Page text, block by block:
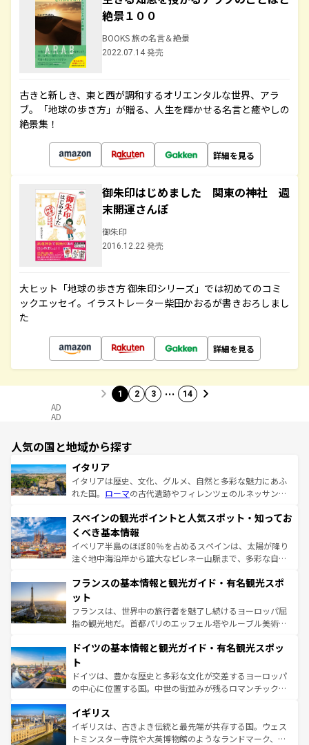
絶景１００
BOOKS 旅の名言＆絶景
2022.07.14 発売
古きと新しき、東と西が調和するオリエンタルな世界、アラ
ブ。「地球の歩き方」が贈る、人生を輝かせる名言と癒やしの
絶景集！
詳細を見る
御朱印はじめました 関東の神社 週
末開運さんぽ
御朱印
2016.12.22 発売
大ヒット「地球の歩き方 御朱印シリーズ」では初めてのコミ
ックエッセイ。イラストレーター柴田かおるが書きおろしまし
た
詳細を見る
1 2 3 … 14
AD
AD
人気の国と地域から探す
イタリア
イタリアは歴史、文化、グルメ、自然と多彩な魅力にあふ
れた国。 ローマの古代遺跡やフィレンツェのルネッサンス
ろん、トスカーナの美しい田園風景やアマルフィ海岸の絶
景など、自然景観も見逃せない。観光の合間には、本場の
ピザやパスタなど、絶品のイタリア料理を堪能することも
できる。朝目覚めてから夜眠るまで、すべての瞬間を楽し
なお、新着のイタリア情報はコンテンツ一覧を参照してほ
しい。
スペインの観光ポイントと人気スポット・知ってお
くべき基本情報
イベリア半島のほぼ80％を占めるスペインは、太陽が降り
注ぐ地中海沿岸から雄大なピレネー山脈まで、多彩な自然
文化が根付くこの国では、情熱的なフラメンコ、熱気あふ
れる闘牛、そして美味しいタパスが生活の一部となってい
る。首都マドリードの洗練された雰囲気や、バルセロナの
アートに溢れた街角から、地方では古代ローマ遺跡や中世
せる。地方によって風土や気候が異なるスペインはその個
ンテンツ一覧 を参照してほしい。
フランスの基本情報と観光ガイド・有名観光スポ
ット
フランスは、世界中の旅行者を魅了し続けるヨーロッパ屈
指の観光地だ。首都パリのエッフェル塔やルーブル美術館
で、幅広い魅力が詰まっている。華麗な宮殿、歴史的な大
聖堂、美しいビーチ、そして豊かな自然が、訪れる者を心
から魅了する。また、フランスは美食の国としても知ら
れ、フランス料理はユネスコ無形文化遺産にも登録されて
香り高いラベンダー畑など、多彩な楽しみ方が可能だ。さ
らに、パリ以外の地域にも魅力が溢れており、どの街角に
も豊かな歴史と文化が息づいている。パリ以外の個性あふ
ドイツの基本情報と観光ガイド・有名観光スポッ
ト
ドイツは、豊かな歴史と多彩な文化が交差するヨーロッパ
の中心に位置する国。中世の街並みが残るロマンチック街
顔を持つこの国は、どこを歩いても飽きることがない。ベ
ルリンの文化的活気、バイエルン州のアルプスの絶景、そ
してライン川沿いのワイン畑といった風景は必見。ビール
イギリス
イギリスは、古きよき伝統と最先端が共存する国。ウェス
トミンスター寺院や大英博物館のようなランドマーク、歴